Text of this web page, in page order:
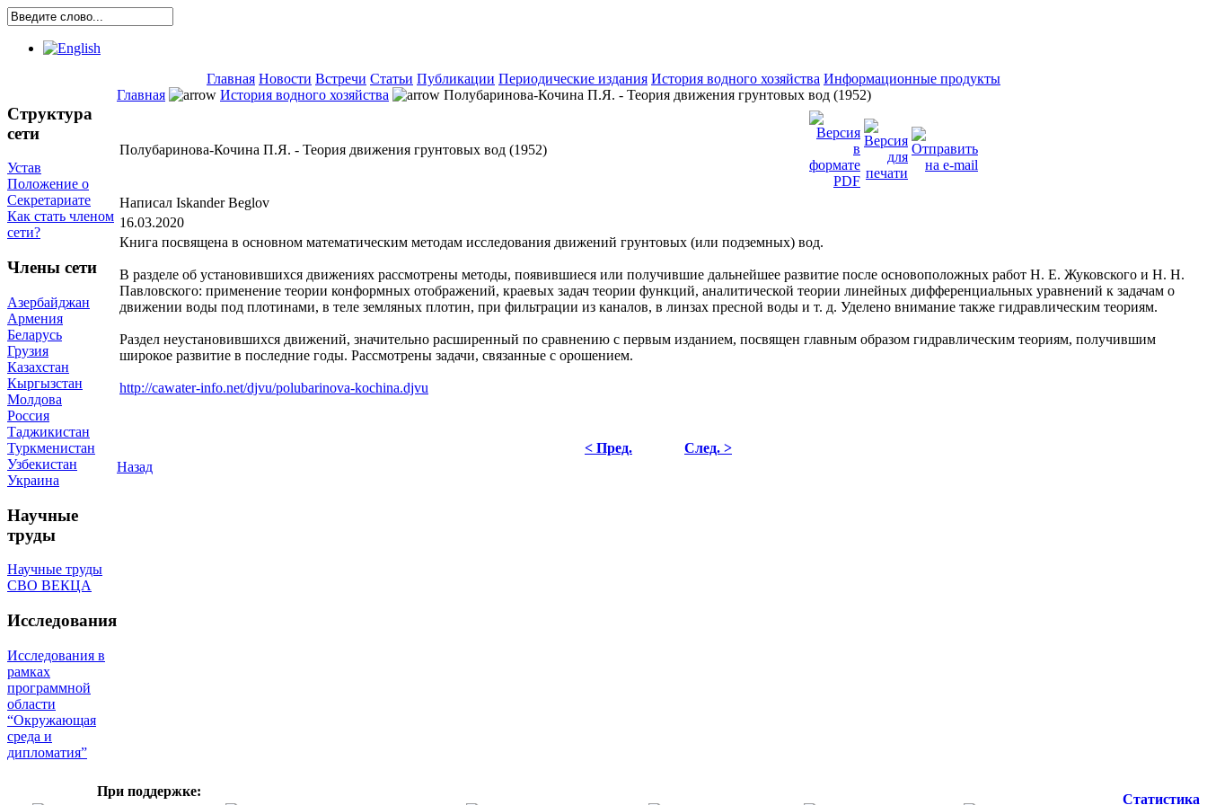
Главная Новости Встречи Статьи Публикации Периодические издания История водного хозяйства Информационные продукты
Структура
сети
Устав
Положение о
Секретариате
Как стать членом
сети?
Члены сети
Азербайджан
Армения
Беларусь
Грузия
Казахстан
Кыргызстан
Молдова
Россия
Таджикистан
Туркменистан
Узбекистан
Украина
Научные
труды
Научные труды
СВО ВЕКЦА
Исследования
Исследования в
рамках
программной
области
“Окружающая
среда и
дипломатия”
Главная История водного хозяйства Полубаринова-Кочина П.Я. - Теория движения грунтовых вод (1952)
Полубаринова-Кочина П.Я. - Теория движения грунтовых вод (1952)
Написал Iskander Beglov
16.03.2020
Книга посвящена в основном математическим методам исследования движений грунтовых (или подземных) вод.
В разделе об установившихся движениях рассмотрены методы, появившиеся или получившие дальнейшее развитие после основоположных работ Н. Е. Жуковского и Н. Н.
Павловского: применение теории конформных отображений, краевых задач теории функций, аналитической теории линейных дифференциальных уравнений к задачам о
движении воды под плотинами, в теле земляных плотин, при фильтрации из каналов, в линзах пресной воды и т. д. Уделено внимание также гидравлическим теориям.
Раздел неустановившихся движений, значительно расширенный по сравнению с первым изданием, посвящен главным образом гидравлическим теориям, получившим
широкое развитие в последние годы. Рассмотрены задачи, связанные с орошением.
http://cawater-info.net/djvu/polubarinova-kochina.djvu
< Пред.
След. >
Назад
При поддержке:
Статистика